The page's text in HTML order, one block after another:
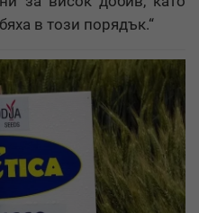
в този порядък.“